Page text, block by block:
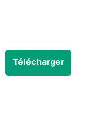
Télécharger